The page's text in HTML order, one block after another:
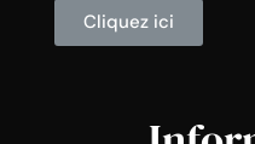
Cliquez ici